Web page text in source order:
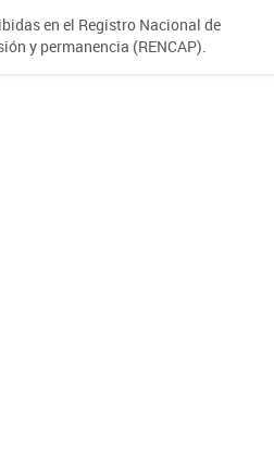
en el Registro Nacional de
y permanencia (RENCAP).